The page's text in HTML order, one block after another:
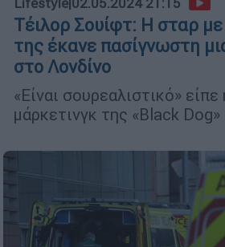
Τέιλορ Σουίφτ: Η σταρ
της έκανε πασίγνωστη
στο Λονδίνο
«Είναι σουρεαλιστικό»
μάρκετινγκ της «Black Dog»